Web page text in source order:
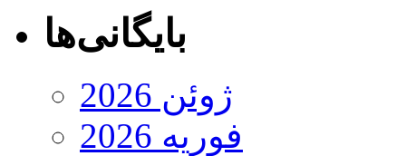
بایگانی‌ها
ژوئن 2026
فوریه 2026